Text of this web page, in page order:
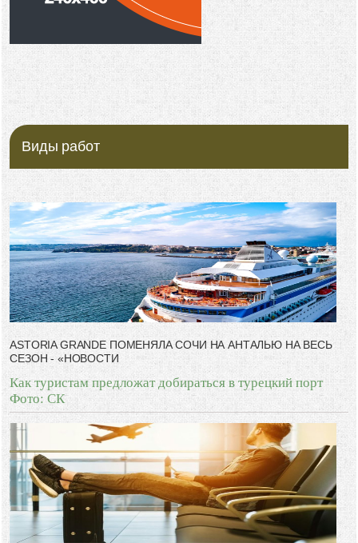
Виды работ
ASTORIA GRANDE ПОМЕНЯЛА СОЧИ НА АНТАЛЬЮ НА ВЕСЬ
СЕЗОН - «НОВОСТИ
Как туристам предложат добираться в турецкий порт
Фото: СК